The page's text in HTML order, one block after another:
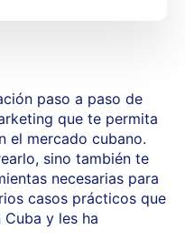
paso a paso de
que te permita
el mercado cubano.
sino también te
necesarias para
casos prácticos que
y les ha